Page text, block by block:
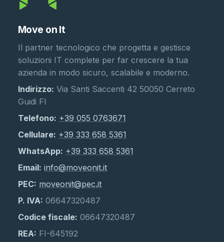
Move on It
Il partner tecnologico che progetta e gestisce
soluzioni IT complete per far crescere la tua
azienda in modo sicuro, scalabile e moderno.
Indirizzo: Via Santi Saccenti 42 50050 Cerreto
Guidi FI
Telefono: +39 055 0763671
Cellulare: +39 333 658 5361
WhatsApp: +39 333 658 5361
Email: info@moveonit.it
PEC: moveonit@pec.it
P. IVA: 06647320487
Codice fiscale: 06647320487
REA: FI-645192